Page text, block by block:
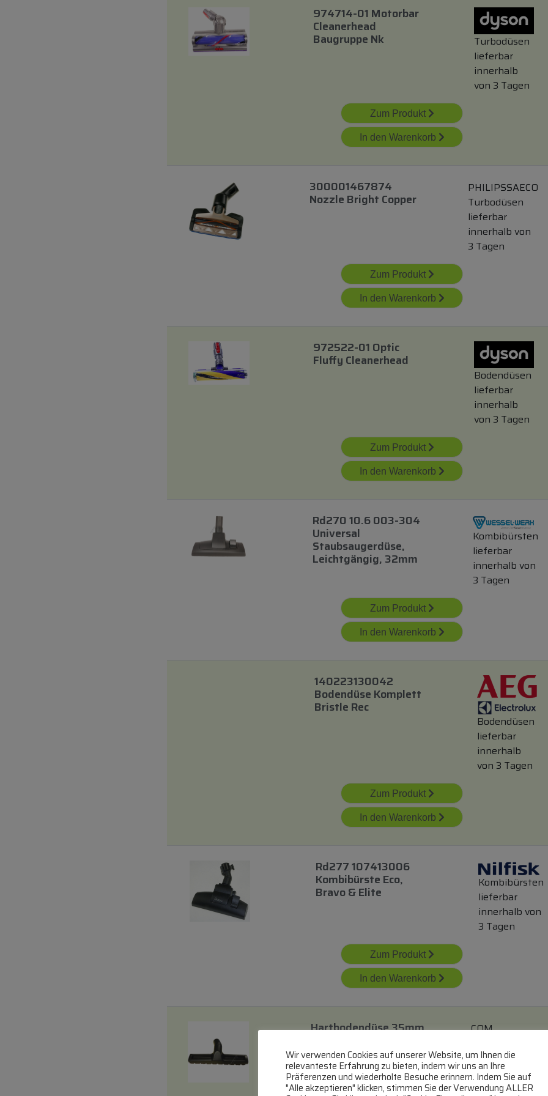
974714-01 Motorbar
Cleanerhead
Baugruppe Nk
Turbodüsen
lieferbar
innerhalb
von 3 Tagen
Zum Produkt
In den Warenkorb
300001467874
Nozzle Bright Copper
PHILIPSSAECO
Turbodüsen
lieferbar
innerhalb von
3 Tagen
Zum Produkt
In den Warenkorb
972522-01 Optic
Fluffy Cleanerhead
Bodendüsen
lieferbar
innerhalb
von 3 Tagen
Zum Produkt
In den Warenkorb
Rd270 10.6 003-304
Universal
Staubsaugerdüse,
Leichtgängig, 32mm
Kombibürsten
lieferbar
innerhalb von
3 Tagen
Zum Produkt
In den Warenkorb
140223130042
Bodendüse Komplett
Bristle Rec
Bodendüsen
lieferbar
innerhalb
von 3 Tagen
Zum Produkt
In den Warenkorb
Rd277 107413006
Kombibürste Eco,
Bravo & Elite
Kombibürsten
lieferbar
innerhalb von
3 Tagen
Zum Produkt
In den Warenkorb
Hartbodendüse 35mm
COM
lieferbar
innerhalb von 3
Tagen
Wir verwenden Cookies auf unserer Website, um Ihnen die
relevanteste Erfahrung zu bieten, indem wir uns an Ihre
Präferenzen und wiederholte Besuche erinnern. Indem Sie auf
"Alle akzeptieren" klicken, stimmen Sie der Verwendung ALLER